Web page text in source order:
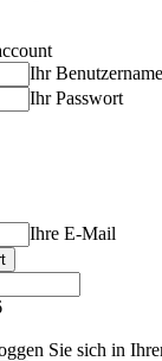
Ihr Benutzername
Ihr Passwort
Ihre E-Mail
Sie sich in